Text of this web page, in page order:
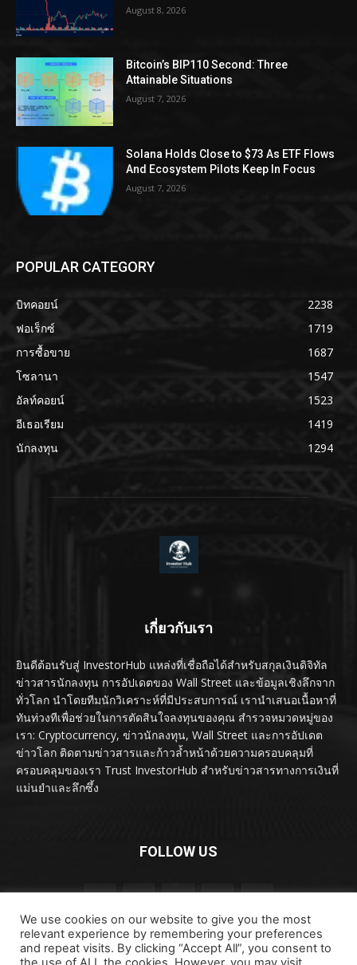
August 8, 2026
Bitcoin’s BIP110 Second: Three
Attainable Situations
August 7, 2026
Solana Holds Close to $73 As ETF Flows
And Ecosystem Pilots Keep In Focus
August 7, 2026
POPULAR CATEGORY
บิทคอยน์
2238
ฟอเร็กซ์
1719
การซื้อขาย
1687
โซลานา
1547
อัลท์คอยน์
1523
อีเธอเรียม
1419
นักลงทุน
1294
เกี่ยวกับเรา
ยินดีต้อนรับสู่ InvestorHub แหล่งที่เชื่อถือได้สำหรับสกุลเงินดิจิทัล
ข่าวสารนักลงทุน การอัปเดตของ Wall Street และข้อมูลเชิงลึกจาก
ทั่วโลก นำโดยทีมนักวิเคราะห์ที่มีประสบการณ์ เรานำเสนอเนื้อหาที่
ทันท่วงทีเพื่อช่วยในการตัดสินใจลงทุนของคุณ สำรวจหมวดหมู่ของ
เรา: Cryptocurrency, ข่าวนักลงทุน, Wall Street และการอัปเดต
ข่าวโลก ติดตามข่าวสารและก้าวล้ำหน้าด้วยความครอบคลุมที่
ครอบคลุมของเรา Trust InvestorHub สำหรับข่าวสารทางการเงินที่
แม่นยำและลึกซึ้ง
FOLLOW US
We use cookies on our website to give you the most
relevant experience by remembering your preferences
and repeat visits. By clicking “Accept All”, you consent to